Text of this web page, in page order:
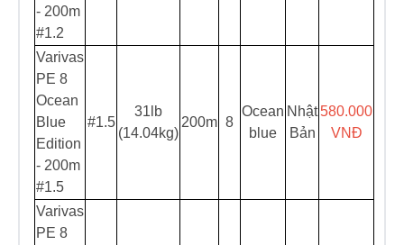
- 200m
#1.2
Varivas
PE 8
Ocean
Blue
Edition
- 200m
#1.5
#1.5
31lb
(14.04kg)
200m 8
Ocean
blue
Nhật
Bản
580.000
VNĐ
Varivas
PE 8